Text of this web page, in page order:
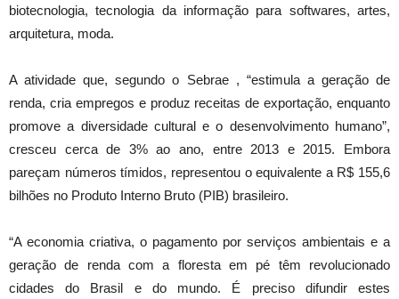
biotecnologia, tecnologia da informação para softwares, artes,
arquitetura, moda.
A atividade que, segundo o Sebrae , “estimula a geração de
renda, cria empregos e produz receitas de exportação, enquanto
promove a diversidade cultural e o desenvolvimento humano”,
cresceu cerca de 3% ao ano, entre 2013 e 2015. Embora
pareçam números tímidos, representou o equivalente a R$ 155,6
bilhões no Produto Interno Bruto (PIB) brasileiro.
“A economia criativa, o pagamento por serviços ambientais e a
geração de renda com a floresta em pé têm revolucionado
cidades do Brasil e do mundo. É preciso difundir estes